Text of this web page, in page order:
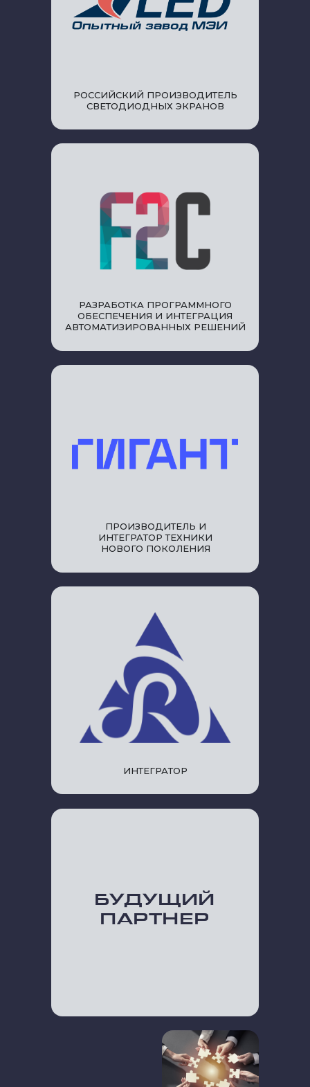
ПРОИЗВОДИТЕЛЬ И
ИНТЕГРАТОР ТЕХНИКИ
НОВОГО ПОКОЛЕНИЯ
ИНТЕГРАТОР
БУДУЩИЙ
ПАРТНЕР
РАЗРАБОТКА ПРОГРАММНОГО
ОБЕСПЕЧЕНИЯ И ИНТЕГРАЦИЯ
АВТОМАТИЗИРОВАННЫХ РЕШЕНИЙ
РОССИЙСКИЙ ПРОИЗВОДИТЕЛЬ
СВЕТОДИОДНЫХ ЭКРАНОВ